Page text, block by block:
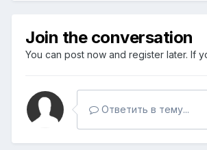
Join the conversation
You can post now and register later. If
Ответить в тему...